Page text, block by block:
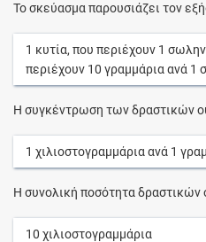
Το σκεύασμα παρουσιάζει τον
1 κυτία, που περιέχουν 1
περιέχουν 10 γραμμάριαανά 1
Η συγκέντρωση των δραστικών
1 χιλιοστογραμμάριαανά 1
Η συνολική ποσότητα δραστικών
10 χιλιοστογραμμάρια